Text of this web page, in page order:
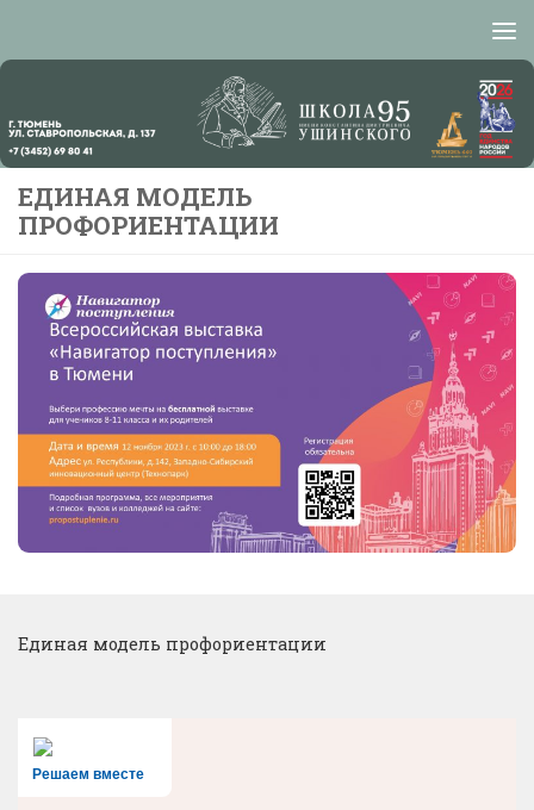
ЕДИНАЯ МОДЕЛЬ
ПРОФОРИЕНТАЦИИ
Единая модель профориентации
Решаем вместе